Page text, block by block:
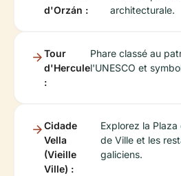
d'Orzán :
architecturale.
Tour
d'Hercule
:
Phare classé au
l'UNESCO et
Cidade
Vella
(Vieille
Ville) :
Explorez la
de Ville et les
galiciens.